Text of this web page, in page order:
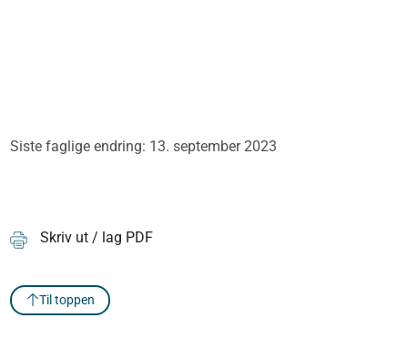
Siste faglige endring: 13. september 2023
Skriv ut / lag PDF
Til toppen